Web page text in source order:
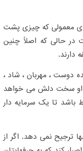
معمولی که چیزی پشت
حالی که اصلاً چنین
دارند.
دوست ، مهربان ، شاد ،
او سخت دلش می خواهد
تا یک سرمایه دار
ترجیح نمی دهد. اگر از